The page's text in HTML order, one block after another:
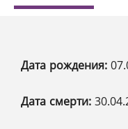
Дата рождения:
Дата смерти: